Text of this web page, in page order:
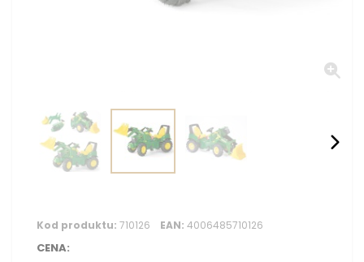
Kod produktu: 710126 EAN: 4006485710126
CENA: